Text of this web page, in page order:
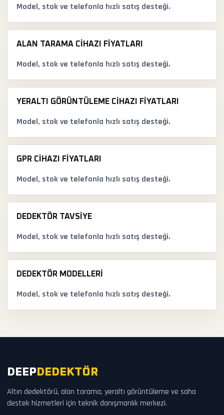
Model, stok ve telefonla hızlı satış desteği.
ALAN TARAMA CIHAZI FIYATLARI
Model, stok ve telefonla hızlı satış desteği.
YERALTI GÖRÜNTÜLEME CIHAZI FIYATLARI
Model, stok ve telefonla hızlı satış desteği.
GPR CIHAZI FIYATLARI
Model, stok ve telefonla hızlı satış desteği.
DEDEKTÖR TAVSIYE
Model, stok ve telefonla hızlı satış desteği.
DEDEKTÖR MODELLERI
Model, stok ve telefonla hızlı satış desteği.
DEEP DEDEKTÖR
Altın dedektörü, alan tarama, yeraltı görüntüleme ve saha
destek hizmetleri için teknik danışmanlık merkezi.